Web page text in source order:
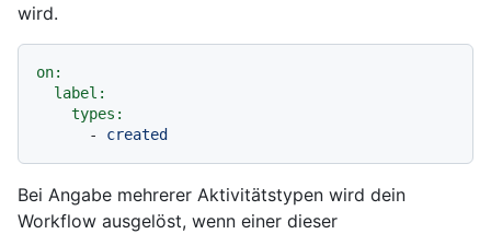
wird.
on:
label:
types:
-
created
Bei Angabe mehrerer Aktivitätstypen wird dein
Workflow ausgelöst, wenn einer dieser